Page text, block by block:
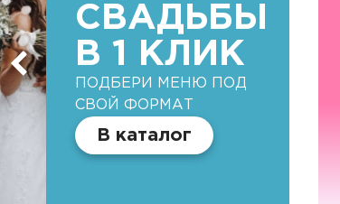
СВАДЬБЫ
В 1 КЛИК
ПОДБЕРИ МЕНЮ ПОД
СВОЙ ФОРМАТ
В каталог